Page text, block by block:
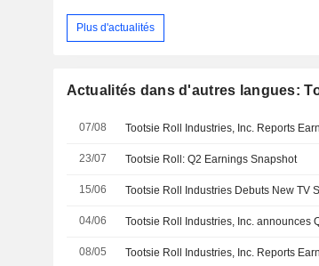
Plus d'actualités
Actualités dans d'autres langues:
07/08
23/07 Tootsie Roll: Q2 Earnings Snapshot
15/06
04/06
08/05